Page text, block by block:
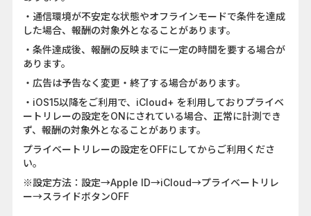
・通信環境が不安定な状態やオフラインモードで条件を達成
した場合、報酬の対象外となることがあります。
・条件達成後、報酬の反映までに一定の時間を要する場合が
あります。
・広告は予告なく変更・終了する場合があります。
・iOS15以降をご利用で、iCloud+ を利用しておりプライベ
ートリレーの設定をONにされている場合、正常に計測でき
ず、報酬の対象外となることがあります。
プライベートリレーの設定をOFFにしてからご利用くださ
い。
※設定方法：設定→Apple ID→iCloud→プライベートリレ
ー→スライドボタンOFF